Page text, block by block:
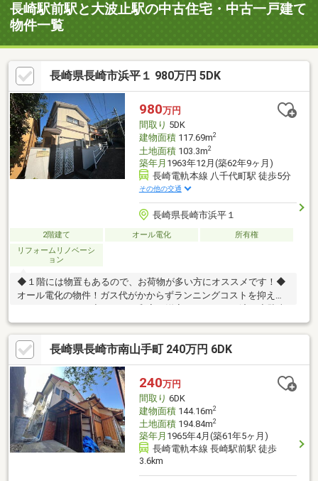
長崎駅前駅と大波止駅の中古住宅・中古一戸建て
物件一覧
長崎県長崎市浜平１ 980万円 5DK
980万円
間取り 5DK
建物面積117.69m2
土地面積103.3m2
築年月 1963年12月(築62年9ヶ月)
長崎電軌本線 八千代町駅 徒歩5分
その他の交通
長崎県長崎市浜平１
2階建て オール電化
所有権
リフォームリノベーシ
ョン
◆１階には物置もあるので、お荷物が多い方にオススメです！◆
オール電化の物件！ガス代がかからずランニングコストを抑える
場は敷地内には取れませんが、近隣で７０００円で借りることが
できます。 ■内装：2017年08月 全室クロス張替え 床（フロー
リング等） 周辺環境・長崎市立西坂小学校 徒歩4分・しらゆり
保育園 徒歩8分・ローソン長崎駅前通店 徒歩10分・ジョイフ
ルサン宝町店 徒歩13分・サニー長崎駅店 徒歩14分
長崎県長崎市南山手町 240万円 6DK
240万円
間取り 6DK
建物面積144.16m2
土地面積194.84m2
築年月 1965年4月(築61年5ヶ月)
長崎電軌本線 長崎駅前駅 徒歩
3.6km